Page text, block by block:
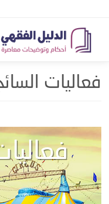
content
دليل السائح فعاليات
فعاليات